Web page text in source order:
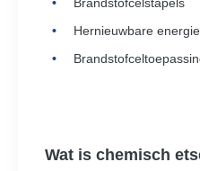
Hernieuwbare
Wat is chemisch